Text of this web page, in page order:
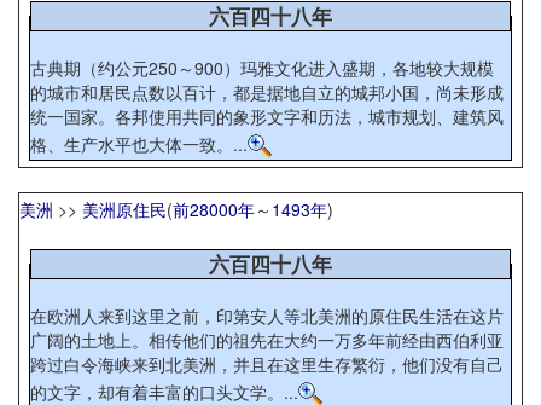
六百四十八年
古典期（约公元250～900）玛雅文化进入盛期，各地较大规模
的城市和居民点数以百计，都是据地自立的城邦小国，尚未形成
统一国家。各邦使用共同的象形文字和历法，城市规划、建筑风
格、生产水平也大体一致。...
美洲 >> 美洲原住民(前28000年～ 1493年)
六百四十八年
在欧洲人来到这里之前，印第安人等北美洲的原住民生活在这片
广阔的土地上。相传他们的祖先在大约一万多年前经由西伯利亚
跨过白令海峡来到北美洲，并且在这里生存繁衍，他们没有自己
的文字，却有着丰富的口头文学。...